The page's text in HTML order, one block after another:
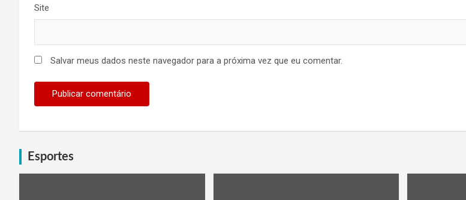
Site
Salvar meus dados neste navegador para a próxima vez que eu comentar.
Esportes